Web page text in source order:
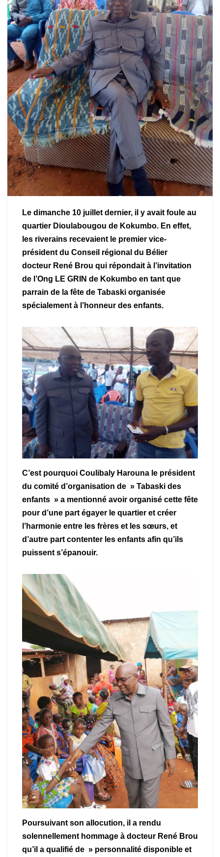
Le dimanche 10 juillet dernier, il y avait foule au
quartier Dioulabougou de Kokumbo. En effet,
les riverains recevaient le premier vice-
président du Conseil régional du Bélier
docteur René Brou qui répondait à l’invitation
de l’Ong LE GRIN de Kokumbo en tant que
parrain de la fête de Tabaski organisée
spécialement à l’honneur des enfants.
C’est pourquoi Coulibaly Harouna le président
du comité d’organisation de » Tabaski des
enfants » a mentionné avoir organisé cette fête
pour d’une part égayer le quartier et créer
l’harmonie entre les frères et les sœurs, et
d’autre part contenter les enfants afin qu’ils
puissent s’épanouir.
Poursuivant son allocution, il a rendu
solennellement hommage à docteur René Brou
qu’il a qualifié de » personnalité disponible et